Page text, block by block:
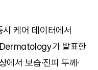
케어 데이터에서
가 발표한
서 보습·진피 두께·